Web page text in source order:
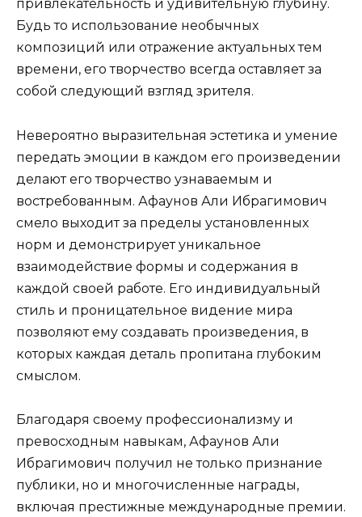
привлекательность и удивительную глубину.
Будь то использование необычных
композиций или отражение актуальных тем
времени, его творчество всегда оставляет за
собой следующий взгляд зрителя.
Невероятно выразительная эстетика и умение
передать эмоции в каждом его произведении
делают его творчество узнаваемым и
востребованным. Афаунов Али Ибрагимович
смело выходит за пределы установленных
норм и демонстрирует уникальное
взаимодействие формы и содержания в
каждой своей работе. Его индивидуальный
стиль и проницательное видение мира
позволяют ему создавать произведения, в
которых каждая деталь пропитана глубоким
смыслом.
Благодаря своему профессионализму и
превосходным навыкам, Афаунов Али
Ибрагимович получил не только признание
публики, но и многочисленные награды,
включая престижные международные премии.